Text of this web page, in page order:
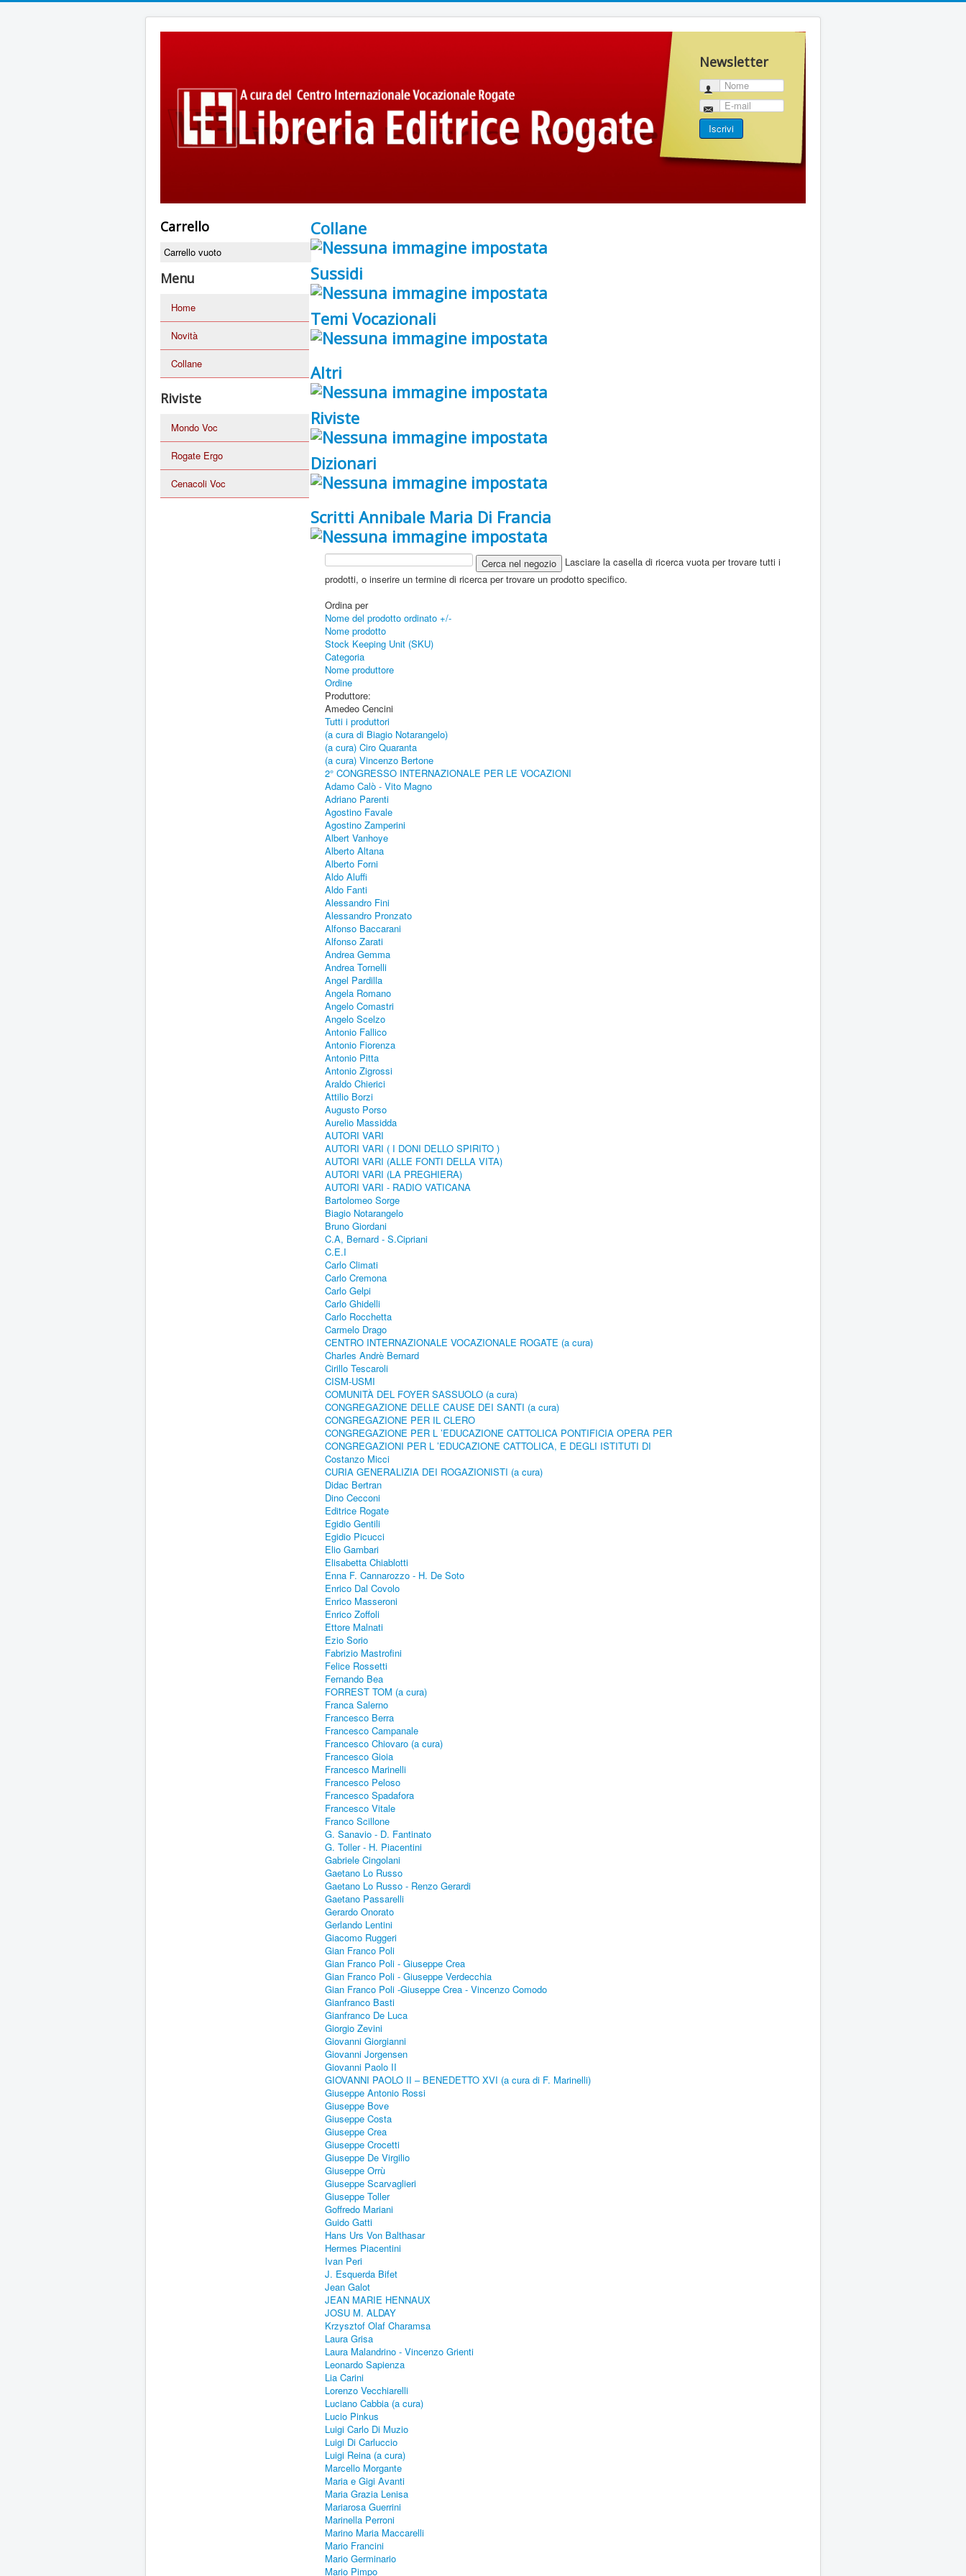
Newsletter
Nome
E-mail
Iscrivi
Carrello
Carrello vuoto
Menu
Home
Novità
Collane
Riviste
Mondo Voc
Rogate Ergo
Cenacoli Voc
Collane
Sussidi
Temi Vocazionali
Altri
Riviste
Dizionari
Scritti Annibale Maria Di Francia
Lasciare la casella di ricerca vuota per trovare tutti i
prodotti, o inserire un termine di ricerca per trovare un prodotto specifico.
Ordina per
Nome del prodotto ordinato +/-
Nome prodotto
Stock Keeping Unit (SKU)
Categoria
Nome produttore
Ordine
Produttore:
Amedeo Cencini
Tutti i produttori
(a cura di Biagio Notarangelo)
(a cura) Ciro Quaranta
(a cura) Vincenzo Bertone
2° CONGRESSO INTERNAZIONALE PER LE VOCAZIONI
Adamo Calò - Vito Magno
Adriano Parenti
Agostino Favale
Agostino Zamperini
Albert Vanhoye
Alberto Altana
Alberto Forni
Aldo Aluffi
Aldo Fanti
Alessandro Fini
Alessandro Pronzato
Alfonso Baccarani
Alfonso Zarati
Andrea Gemma
Andrea Tornelli
Angel Pardilla
Angela Romano
Angelo Comastri
Angelo Scelzo
Antonio Fallico
Antonio Fiorenza
Antonio Pitta
Antonio Zigrossi
Araldo Chierici
Attilio Borzi
Augusto Porso
Aurelio Massidda
AUTORI VARI
AUTORI VARI ( I DONI DELLO SPIRITO )
AUTORI VARI (ALLE FONTI DELLA VITA)
AUTORI VARI (LA PREGHIERA)
AUTORI VARI - RADIO VATICANA
Bartolomeo Sorge
Biagio Notarangelo
Bruno Giordani
C.A, Bernard - S.Cipriani
C.E.I
Carlo Climati
Carlo Cremona
Carlo Gelpi
Carlo Ghidelli
Carlo Rocchetta
Carmelo Drago
CENTRO INTERNAZIONALE VOCAZIONALE ROGATE (a cura)
Charles Andrè Bernard
Cirillo Tescaroli
CISM-USMI
COMUNITÀ DEL FOYER SASSUOLO (a cura)
CONGREGAZIONE DELLE CAUSE DEI SANTI (a cura)
CONGREGAZIONE PER IL CLERO
CONGREGAZIONE PER L ’EDUCAZIONE CATTOLICA PONTIFICIA OPERA PER
CONGREGAZIONI PER L ’EDUCAZIONE CATTOLICA, E DEGLI ISTITUTI DI
Costanzo Micci
CURIA GENERALIZIA DEI ROGAZIONISTI (a cura)
Didac Bertran
Dino Cecconi
Editrice Rogate
Egidio Gentili
Egidio Picucci
Elio Gambari
Elisabetta Chiablotti
Enna F. Cannarozzo - H. De Soto
Enrico Dal Covolo
Enrico Masseroni
Enrico Zoffoli
Ettore Malnati
Ezio Sorio
Fabrizio Mastrofini
Felice Rossetti
Fernando Bea
FORREST TOM (a cura)
Franca Salerno
Francesco Berra
Francesco Campanale
Francesco Chiovaro (a cura)
Francesco Gioia
Francesco Marinelli
Francesco Peloso
Francesco Spadafora
Francesco Vitale
Franco Scillone
G. Sanavio - D. Fantinato
G. Toller - H. Piacentini
Gabriele Cingolani
Gaetano Lo Russo
Gaetano Lo Russo - Renzo Gerardi
Gaetano Passarelli
Gerardo Onorato
Gerlando Lentini
Giacomo Ruggeri
Gian Franco Poli
Gian Franco Poli - Giuseppe Crea
Gian Franco Poli - Giuseppe Verdecchia
Gian Franco Poli -Giuseppe Crea - Vincenzo Comodo
Gianfranco Basti
Gianfranco De Luca
Giorgio Zevini
Giovanni Giorgianni
Giovanni Jorgensen
Giovanni Paolo II
GIOVANNI PAOLO II – BENEDETTO XVI (a cura di F. Marinelli)
Giuseppe Antonio Rossi
Giuseppe Bove
Giuseppe Costa
Giuseppe Crea
Giuseppe Crocetti
Giuseppe De Virgilio
Giuseppe Orrù
Giuseppe Scarvaglieri
Giuseppe Toller
Goffredo Mariani
Guido Gatti
Hans Urs Von Balthasar
Hermes Piacentini
Ivan Peri
J. Esquerda Bifet
Jean Galot
JEAN MARIE HENNAUX
JOSU M. ALDAY
Krzysztof Olaf Charamsa
Laura Grisa
Laura Malandrino - Vincenzo Grienti
Leonardo Sapienza
Lia Carini
Lorenzo Vecchiarelli
Luciano Cabbia (a cura)
Lucio Pinkus
Luigi Carlo Di Muzio
Luigi Di Carluccio
Luigi Reina (a cura)
Marcello Morgante
Maria e Gigi Avanti
Maria Grazia Lenisa
Mariarosa Guerrini
Marinella Perroni
Marino Maria Maccarelli
Mario Francini
Mario Germinario
Mario Pimpo